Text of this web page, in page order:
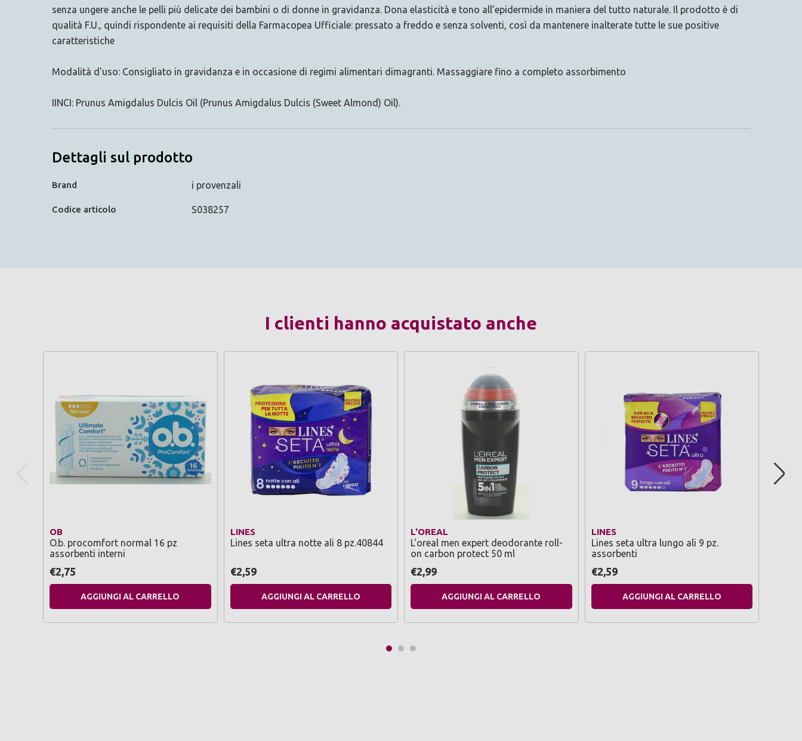
senza ungere anche le pelli più delicate dei bambini o di donne in gravidanza. Dona elasticità e tono all’epidermide in maniera del tutto naturale. Il prodotto è di
qualità F.U., quindi rispondente ai requisiti della Farmacopea Ufficiale: pressato a freddo e senza solventi, così da mantenere inalterate tutte le sue positive
caratteristiche
Modalità d'uso: Consigliato in gravidanza e in occasione di regimi alimentari dimagranti. Massaggiare fino a completo assorbimento
IINCI: Prunus Amigdalus Dulcis Oil (Prunus Amigdalus Dulcis (Sweet Almond) Oil).
Dettagli sul prodotto
Brand i provenzali
Codice articolo S038257
I clienti hanno acquistato anche
OB
O.b. procomfort normal 16 pz
assorbenti interni
€2,75
AGGIUNGI AL CARRELLO
LINES
Lines seta ultra notte ali 8 pz.40844
€2,59
AGGIUNGI AL CARRELLO
L'OREAL
L'oreal men expert deodorante roll-
on carbon protect 50 ml
€2,99
AGGIUNGI AL CARRELLO
LINES
Lines seta ultra lungo ali 9 pz.
assorbenti
€2,59
AGGIUNGI AL CARRELLO